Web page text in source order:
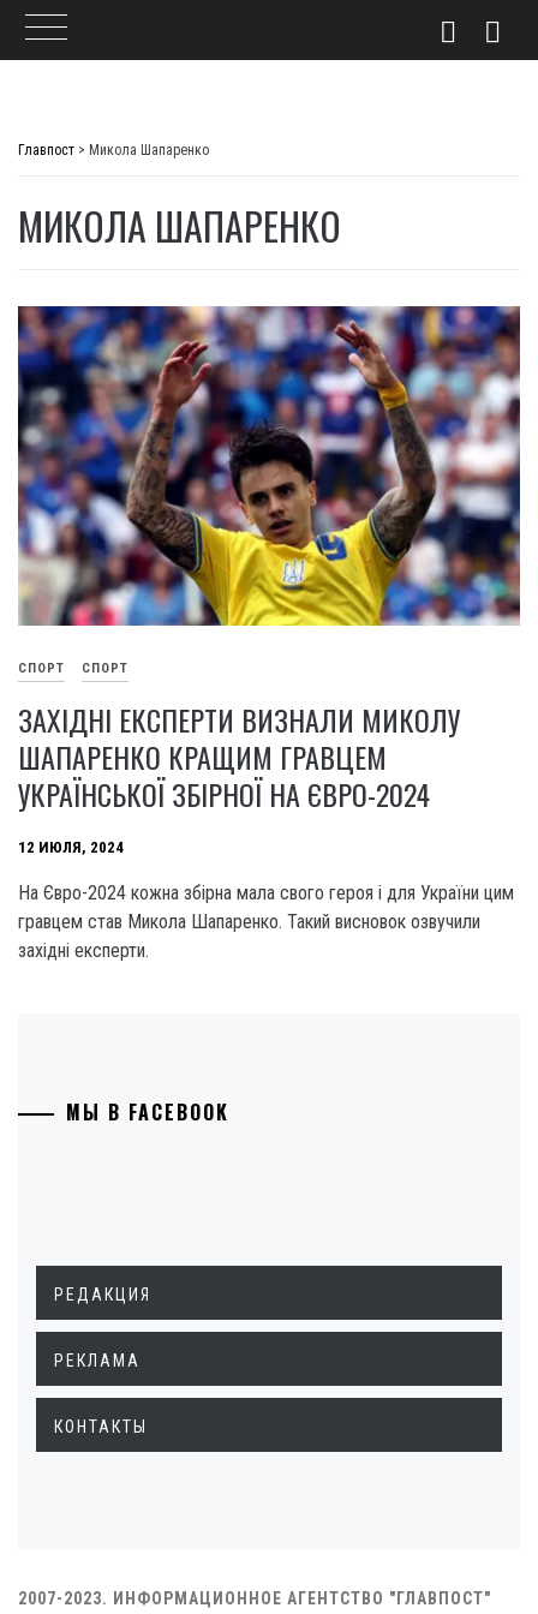
Главпост > Микола Шапаренко
МИКОЛА ШАПАРЕНКО
СПОРТ СПОРТ
ЗАХІДНІ ЕКСПЕРТИ ВИЗНАЛИ МИКОЛУ
ШАПАРЕНКО КРАЩИМ ГРАВЦЕМ
УКРАЇНСЬКОЇ ЗБІРНОЇ НА ЄВРО-2024
12 ИЮЛЯ, 2024
На Євро-2024 кожна збірна мала свого героя і для України цим
гравцем став Микола Шапаренко. Такий висновок озвучили
західні експерти.
МЫ В FACEBOOK
РЕДАКЦИЯ
РЕКЛАМА
КОНТАКТЫ
2007-2023. ИНФОРМАЦИОННОЕ АГЕНТСТВО "ГЛАВПОСТ"